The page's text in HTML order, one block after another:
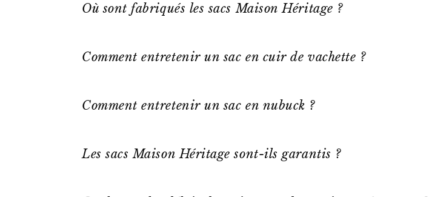
Où sont fabriqués les sacs Maison Héritage ?
Comment entretenir un sac en cuir de vachette ?
Comment entretenir un sac en nubuck ?
Les sacs Maison Héritage sont-ils garantis ?